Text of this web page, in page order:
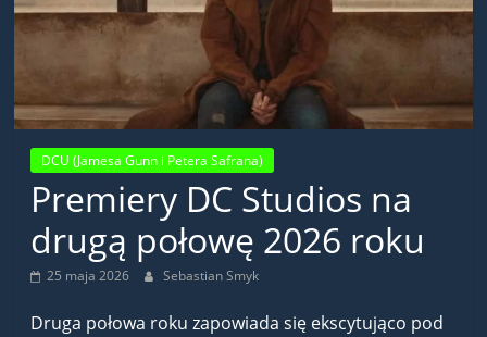
DCU (Jamesa Gunn i Petera Safrana)
Premiery DC Studios na
drugą połowę 2026 roku
25 maja 2026 Sebastian Smyk
Druga połowa roku zapowiada się ekscytująco pod